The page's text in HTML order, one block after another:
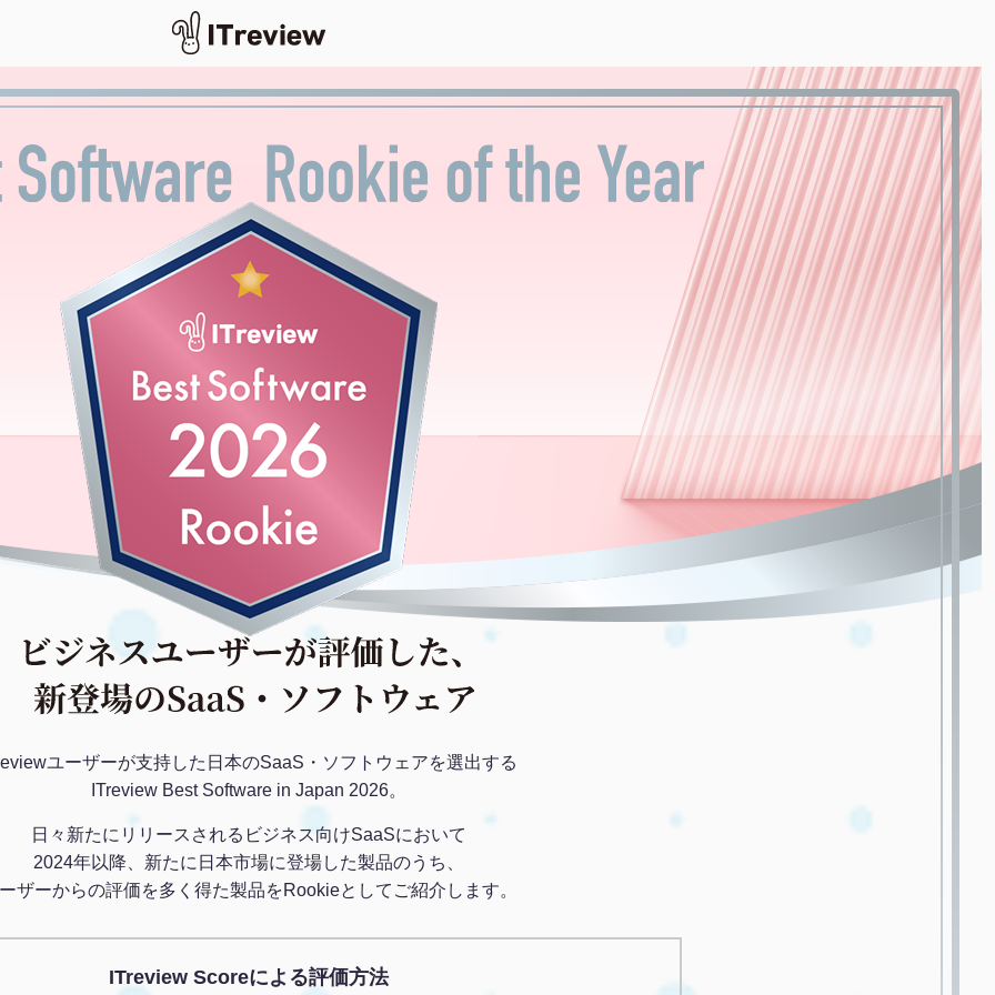
ユーザーが支持した日本のSaaS・ソフトウェアを選出する
ITreview Best Software in Japan 2026。
日々新たにリリースされるビジネス向けSaaSにおいて
2024年以降、新たに日本市場に登場した製品のうち、
ザーからの評価を多く得た製品をRookieとしてご紹介します。
ITreview Scoreによる評価方法